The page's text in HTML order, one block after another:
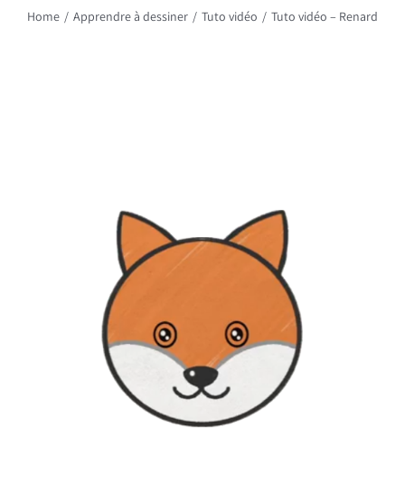
Panier 0
Home Apprendre à dessiner Tuto vidéo Tuto vidéo – Renard